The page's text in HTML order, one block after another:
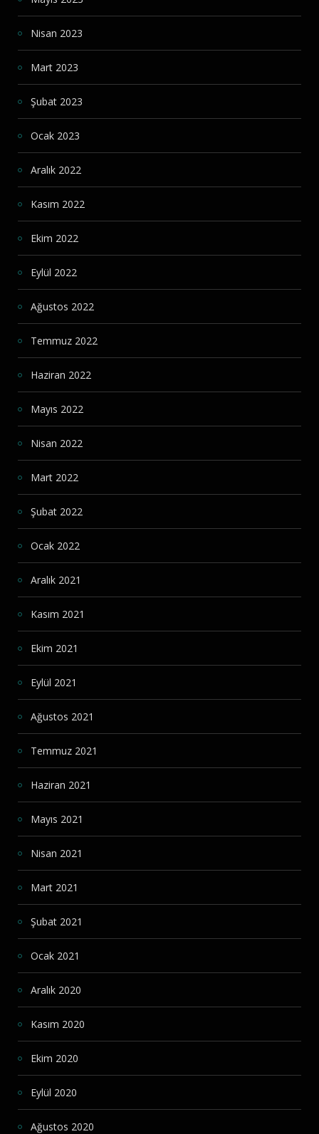
Nisan 2023
Mart 2023
Şubat 2023
Ocak 2023
Aralık 2022
Kasım 2022
Ekim 2022
Eylül 2022
Ağustos 2022
Temmuz 2022
Haziran 2022
Mayıs 2022
Nisan 2022
Mart 2022
Şubat 2022
Ocak 2022
Aralık 2021
Kasım 2021
Ekim 2021
Eylül 2021
Ağustos 2021
Temmuz 2021
Haziran 2021
Mayıs 2021
Nisan 2021
Mart 2021
Şubat 2021
Ocak 2021
Aralık 2020
Kasım 2020
Ekim 2020
Eylül 2020
Ağustos 2020